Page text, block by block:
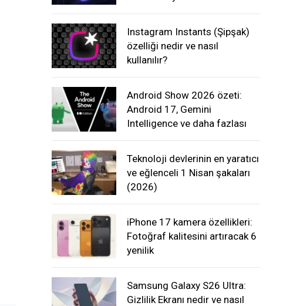
Instagram Instants (Şipşak)
özelliği nedir ve nasıl
kullanılır?
Android Show 2026 özeti:
Android 17, Gemini
Intelligence ve daha fazlası
Teknoloji devlerinin en yaratıcı
ve eğlenceli 1 Nisan şakaları
(2026)
iPhone 17 kamera özellikleri:
Fotoğraf kalitesini artıracak 6
yenilik
Samsung Galaxy S26 Ultra:
Gizlilik Ekranı nedir ve nasıl